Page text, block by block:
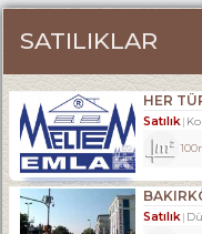
SATILIKLAR
Satılık
Satılık